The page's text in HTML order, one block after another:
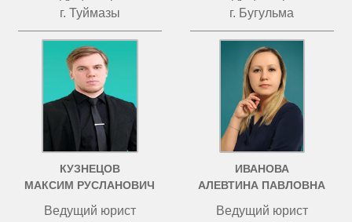
г. Туймазы
г. Бугульма
КУЗНЕЦОВ
МАКСИМ РУСЛАНОВИЧ
Ведущий юрист
ИВАНОВА
АЛЕВТИНА ПАВЛОВНА
Ведущий юрист